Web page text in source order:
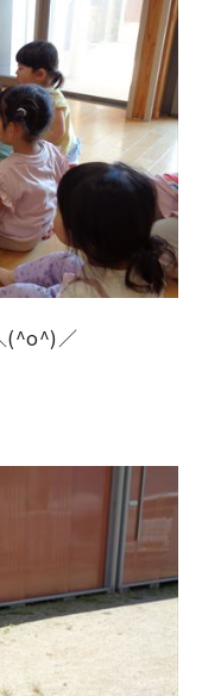
(^o^)／